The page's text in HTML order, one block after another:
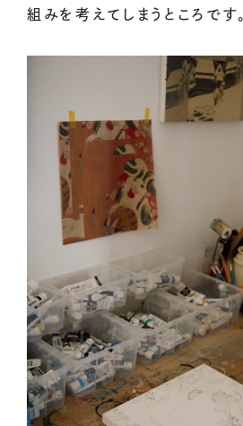
組みを考えてしまうところです。